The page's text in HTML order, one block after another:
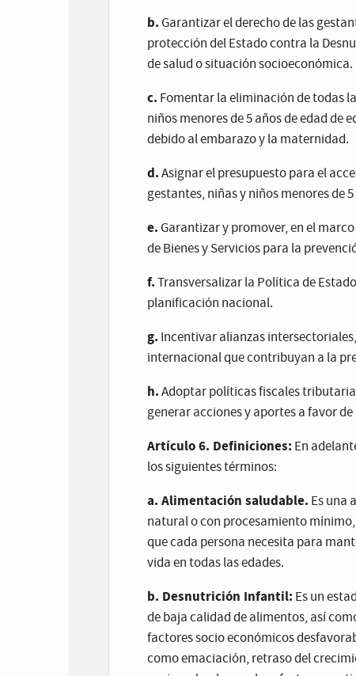
b. Garantizar el derecho de las
protección del Estado contra la
de salud o situación socioeconómica.
c. Fomentar la eliminación de todas
niños menores de 5 años de edad
debido al embarazo y la maternidad.
d.Asignar el presupuesto para el
gestantes, niñas y niños menores de
e. Garantizar y promover, en el
de Bienes y Servicios para la
f.Transversalizar la Política de
planificación nacional.
g. Incentivar alianzas
internacional que contribuyan a la
h.Adoptar políticas fiscales
generar acciones y aportes a favor
Artículo 6. Definiciones: En
los siguientes términos:
a. Alimentación saludable. Es una
natural o con procesamiento
que cada persona necesita para
vida en todas las edades.
b. Desnutrición Infantil: Es un
de baja calidad de alimentos, así
factores socio económicos
como emaciación, retraso del